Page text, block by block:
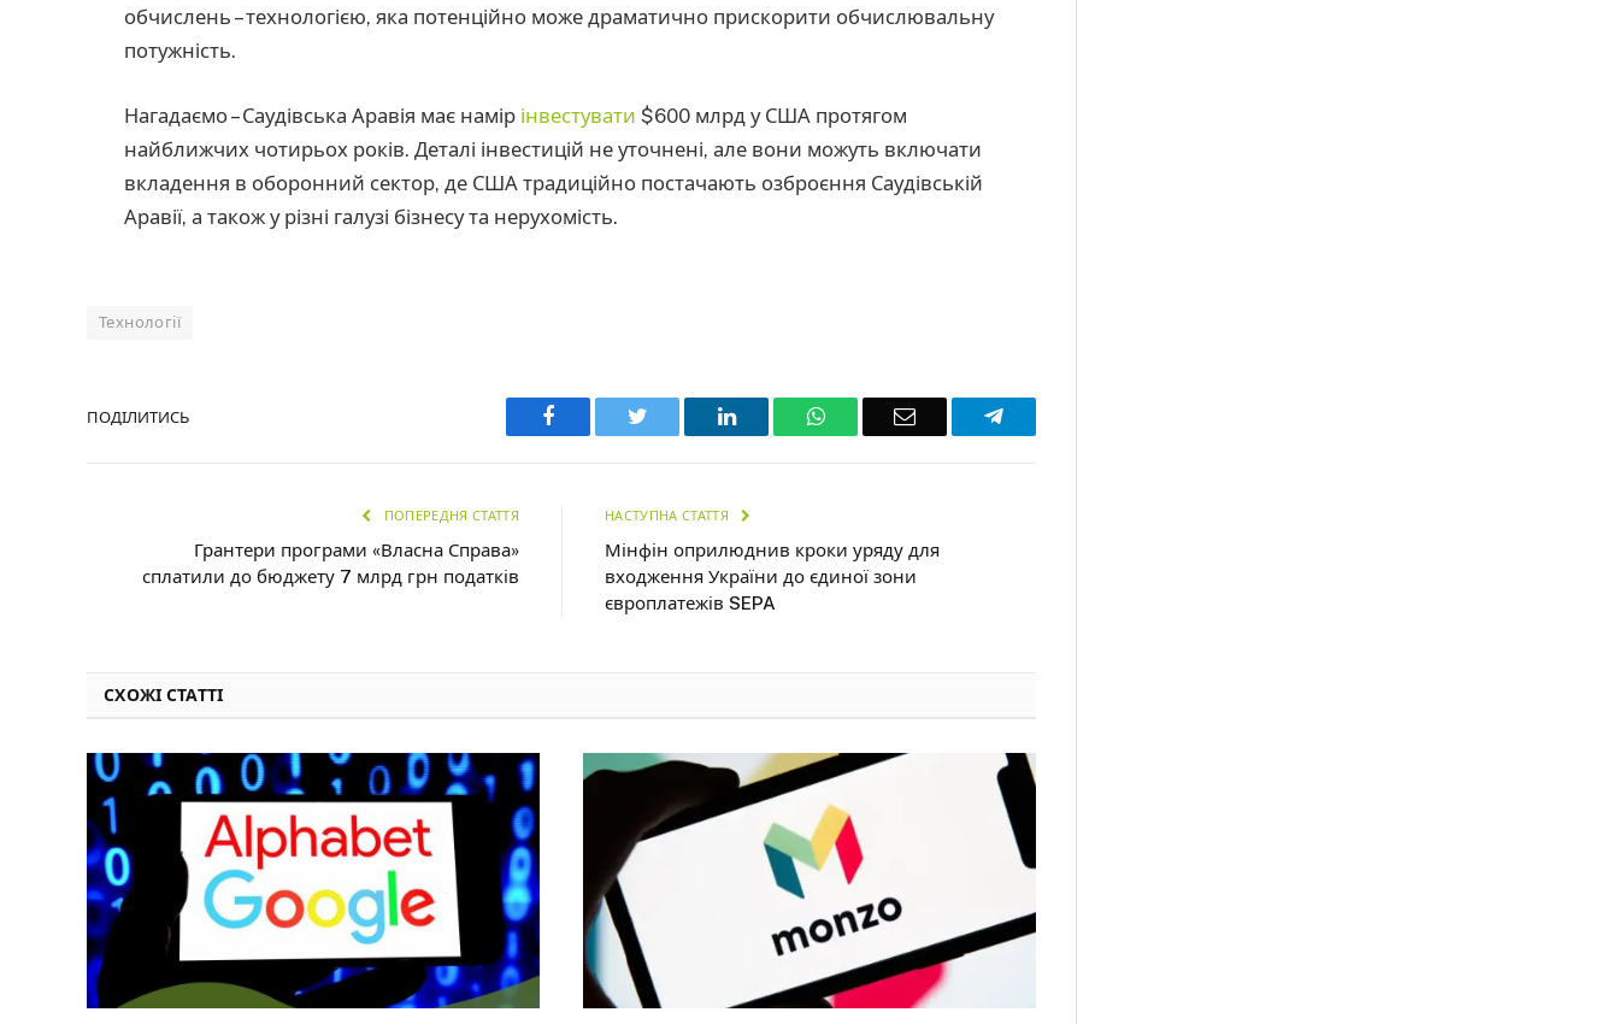
обчислень – технологією, яка потенційно може драматично прискорити обчислювальну
потужність.
Нагадаємо – Саудівська Аравія має намір інвестувати $600 млрд у США протягом
найближчих чотирьох років. Деталі інвестицій не уточнені, але вони можуть включати
вкладення в оборонний сектор, де США традиційно постачають озброєння Саудівській
Аравії, а також у різні галузі бізнесу та нерухомість.
Технології
ПОДІЛИТИСЬ Facebook Twitter LinkedIn WhatsAppEmail Telegram
ПОПЕРЕДНЯ СТАТТЯ
Грантери програми «Власна Справа»
сплатили до бюджету 7 млрд грн податків
НАСТУПНА СТАТТЯ
Мінфін оприлюднив кроки уряду для
входження України до єдиної зони
європлатежів SEPA
СХОЖІ СТАТТІ